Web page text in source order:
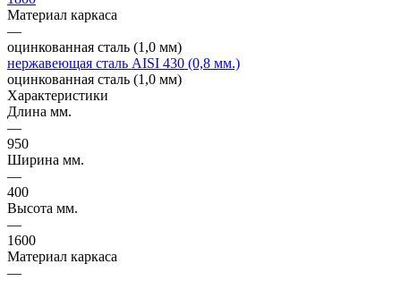
Материал каркаса
—
оцинкованная сталь (1,0 мм)
нержавеющая сталь AISI 430 (0,8 мм.)
оцинкованная сталь (1,0 мм)
Характеристики
Длина мм.
—
950
Ширина мм.
—
400
Высота мм.
—
1600
Материал каркаса
—